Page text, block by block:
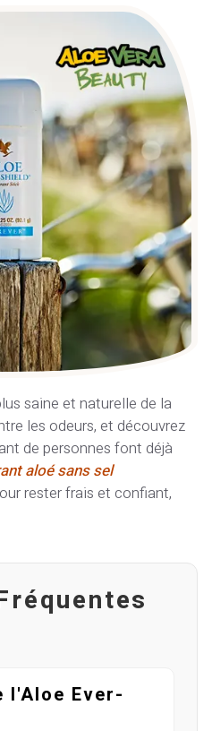
saine et naturelle de la
les odeurs, et découvrez
de personnes font déjà
aloé sans sel
rester frais et confiant,
l'Aloe Ever-